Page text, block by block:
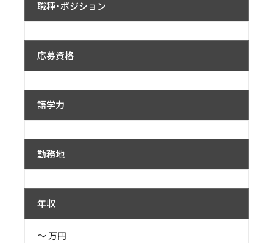
職種・ポジション
応募資格
語学力
勤務地
年収
〜 万円